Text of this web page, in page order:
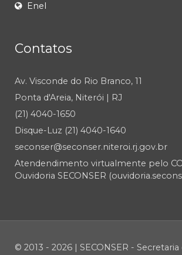
Enel
Contatos
Av. Visconde do Rio Branco, 11
Ponta d'Areia, Niterói | RJ
(21) 4040-1650
Disque-Luz (21) 4040-1640
seconser@seconser.niteroi.rj.gov.br
Atendendimento virtualmente pelo
Ouvidoria SECONSER
© 2013 - 2026 | SECONSER - Secretaria